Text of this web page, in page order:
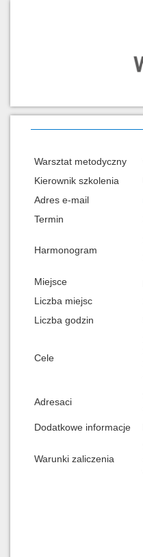
Warsztat metodyczny
Kierownik szkolenia
Adres e-mail
Termin
Harmonogram
Miejsce
Liczba miejsc
Liczba godzin
Cele
Adresaci
Dodatkowe informacje
Warunki zaliczenia